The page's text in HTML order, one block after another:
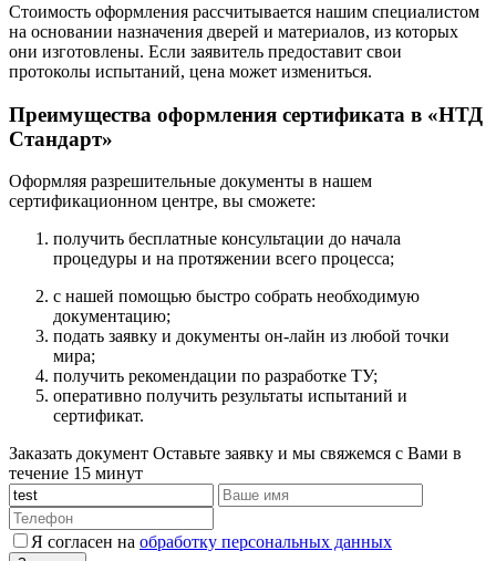
Стоимость оформления рассчитывается нашим специалистом
на основании назначения дверей и материалов, из которых
они изготовлены. Если заявитель предоставит свои
протоколы испытаний, цена может измениться.
Преимущества оформления сертификата в «НТД
Стандарт»
Оформляя разрешительные документы в нашем
сертификационном центре, вы сможете:
получить бесплатные консультации до начала
процедуры и на протяжении всего процесса;
с нашей помощью быстро собрать необходимую
документацию;
подать заявку и документы он-лайн из любой точки
мира;
получить рекомендации по разработке ТУ;
оперативно получить результаты испытаний и
сертификат.
Заказать документ Оставьте заявку и мы свяжемся с Вами в
течение 15 минут
Я согласен на обработку персональных данных